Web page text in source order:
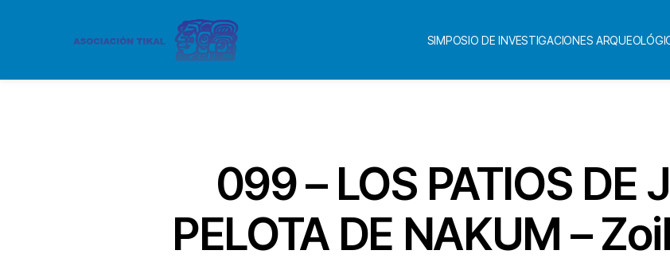
SIMPOSIO DE INVESTIGACIONES
099 – LOS PATIOS DE
PELOTA DE NAKUM –